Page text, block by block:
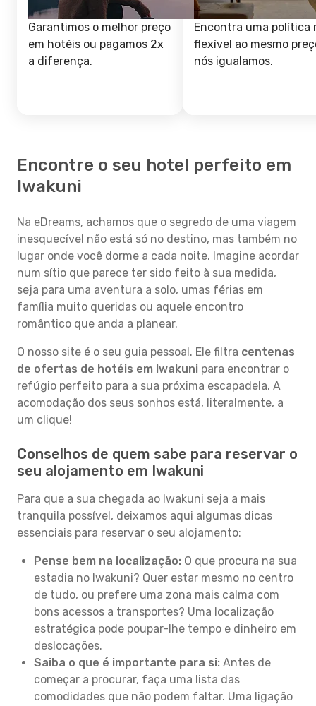
Garantimos o melhor preço
em hotéis ou pagamos 2x
a diferença.
Encontra uma política
flexível ao mesmo
nós igualamos.
Encontre o seu hotel perfeito em
Iwakuni
Na eDreams, achamos que o segredo de uma viagem
inesquecível não está só no destino, mas também no
lugar onde você dorme a cada noite. Imagine acordar
num sítio que parece ter sido feito à sua medida,
seja para uma aventura a solo, umas férias em
família muito queridas ou aquele encontro
romântico que anda a planear.
O nosso site é o seu guia pessoal. Ele filtra centenas
de ofertas de hotéis em Iwakuni para encontrar o
refúgio perfeito para a sua próxima escapadela. A
acomodação dos seus sonhos está, literalmente, a
um clique!
Conselhos de quem sabe para reservar o
seu alojamento em Iwakuni
Para que a sua chegada ao Iwakuni seja a mais
tranquila possível, deixamos aqui algumas dicas
essenciais para reservar o seu alojamento:
Pense bem na localização: O que procura na sua
estadia no Iwakuni? Quer estar mesmo no centro
de tudo, ou prefere uma zona mais calma com
bons acessos a transportes? Uma localização
estratégica pode poupar-lhe tempo e dinheiro em
deslocações.
Saiba o que é importante para si: Antes de
começar a procurar, faça uma lista das
comodidades que não podem faltar. Uma ligação